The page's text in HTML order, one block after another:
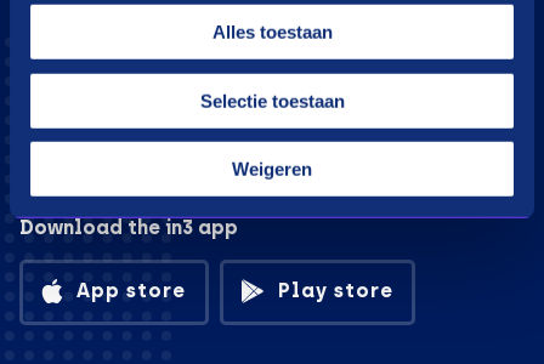
Alles toestaan
Selectie toestaan
Weigeren
Download the in3 app
App store Play store